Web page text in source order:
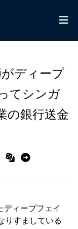
ディープ
てシンガ
の銀行送金
ディープフェイ
りすましている